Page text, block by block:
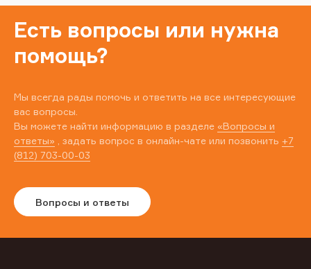
Есть вопросы или нужна
помощь?
Мы всегда рады помочь и ответить на все интересующие
вас вопросы.
Вы можете найти информацию в разделе «Вопросы и
ответы» , задать вопрос в онлайн-чате или позвонить +7
(812) 703-00-03
Вопросы и ответы